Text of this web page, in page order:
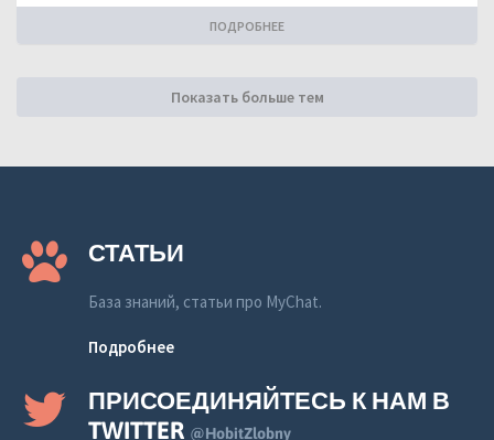
ПОДРОБНЕЕ
Показать больше тем
СТАТЬИ
База знаний, статьи про MyChat.
Подробнее
ПРИСОЕДИНЯЙТЕСЬ К НАМ В
TWITTER @HobitZlobny